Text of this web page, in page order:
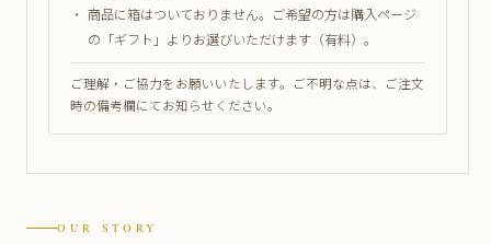
・ 商品に箱はついておりません。ご希望の方は購入ページ
の「ギフト」よりお選びいただけます（有料）。
ご理解・ご協力をお願いいたします。ご不明な点は、ご注文
時の備考欄にてお知らせください。
OUR STORY